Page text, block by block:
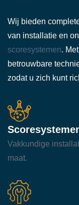
Wij bieden
van installatie en
scoresystemen.
betrouwbare
zodat u zich kunt
Vakkundige
maat.